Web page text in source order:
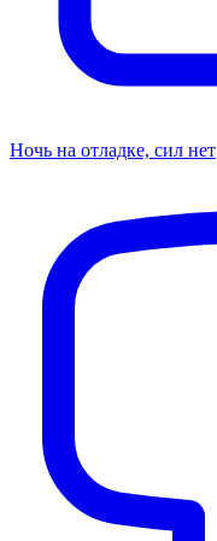
Ночь на отладке, сил нет